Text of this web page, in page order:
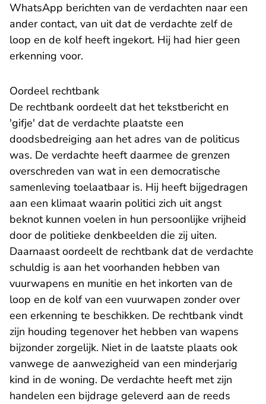
WhatsApp berichten van de verdachten naar een
ander contact, van uit dat de verdachte zelf de
loop en de kolf heeft ingekort. Hij had hier geen
erkenning voor.
Oordeel rechtbank
De rechtbank oordeelt dat het tekstbericht en
'gifje' dat de verdachte plaatste een
doodsbedreiging aan het adres van de politicus
was. De verdachte heeft daarmee de grenzen
overschreden van wat in een democratische
samenleving toelaatbaar is. Hij heeft bijgedragen
aan een klimaat waarin politici zich uit angst
beknot kunnen voelen in hun persoonlijke vrijheid
door de politieke denkbeelden die zij uiten.
Daarnaast oordeelt de rechtbank dat de verdachte
schuldig is aan het voorhanden hebben van
vuurwapens en munitie en het inkorten van de
loop en de kolf van een vuurwapen zonder over
een erkenning te beschikken. De rechtbank vindt
zijn houding tegenover het hebben van wapens
bijzonder zorgelijk. Niet in de laatste plaats ook
vanwege de aanwezigheid van een minderjarig
kind in de woning. De verdachte heeft met zijn
handelen een bijdrage geleverd aan de reeds